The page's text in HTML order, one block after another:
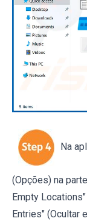
Na
(Opções) na
Empty
Entries" (Ocultar